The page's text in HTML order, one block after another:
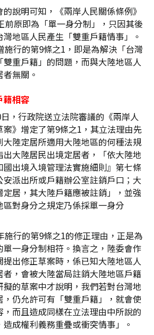
說明可知，《兩岸人民關係條例》
前原即為「單一身分制」，只因其後
地區人民產生「雙重戶籍情事」。
施行的第9條之1，即是為解決「台灣
重戶籍」的問題，而與大陸地區人
無關。
籍相容
，行政院送立法院審議的《兩岸人
》增定了第9條之1，其立法理由先
大陸定居所適用大陸地區的何種法規
大陸居民出境定居者，「依大陸地
出境入境管理法實施細則』第七條
派出所或戶籍辦公室註銷戶口；大
居，其大陸戶籍應被註銷」，並強
對身分之規定乃係採單一身分
施行的第9條之1的修正理由，正是為
一身分制相符。換言之，陸委會作
出修正草案時，係已知大陸地區人
者，會被大陸當局註銷大陸地區戶籍
的草案中才說明，我們若對台灣地
仍允許可有「雙重戶籍」，就會使
而且造成同樣在立法理由中所說的
造成權利義務重疊或衝突情事」。